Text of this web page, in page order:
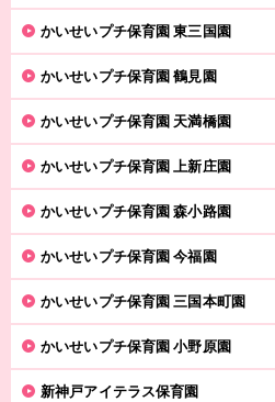
かいせいプチ保育園 東三国園
かいせいプチ保育園 鶴見園
かいせいプチ保育園 天満橋園
かいせいプチ保育園 上新庄園
かいせいプチ保育園 森小路園
かいせいプチ保育園 今福園
かいせいプチ保育園 三国本町園
かいせいプチ保育園 小野原園
新神戸アイテラス保育園